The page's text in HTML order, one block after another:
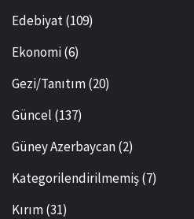
Edebiyat(109)
Ekonomi(6)
Gezi/Tanıtım(20)
Güncel (137)
Güney Azerbaycan(2)
Kategorilendirilmemiş(7)
Kırım(31)